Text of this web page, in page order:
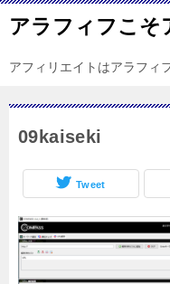
アラフィフこそ
アフィリエイトはアラフィ
09kaiseki
Tweet